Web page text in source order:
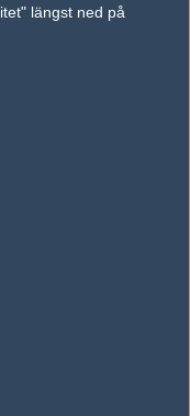
längst ned på